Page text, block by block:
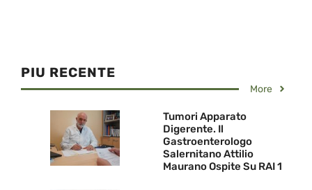
PIU RECENTE
More
Tumori Apparato
Digerente. Il
Gastroenterologo
Salernitano Attilio
Maurano Ospite Su RAI 1